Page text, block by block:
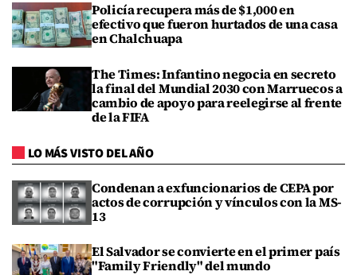
Policía recupera más de $1,000 en
efectivo que fueron hurtados de una casa
en Chalchuapa
The Times: Infantino negocia en secreto
la final del Mundial 2030 con Marruecos a
cambio de apoyo para reelegirse al frente
de la FIFA
LO MÁS VISTO DEL AÑO
Condenan a exfuncionarios de CEPA por
actos de corrupción y vínculos con la MS-
13
El Salvador se convierte en el primer país
"Family Friendly" del mundo